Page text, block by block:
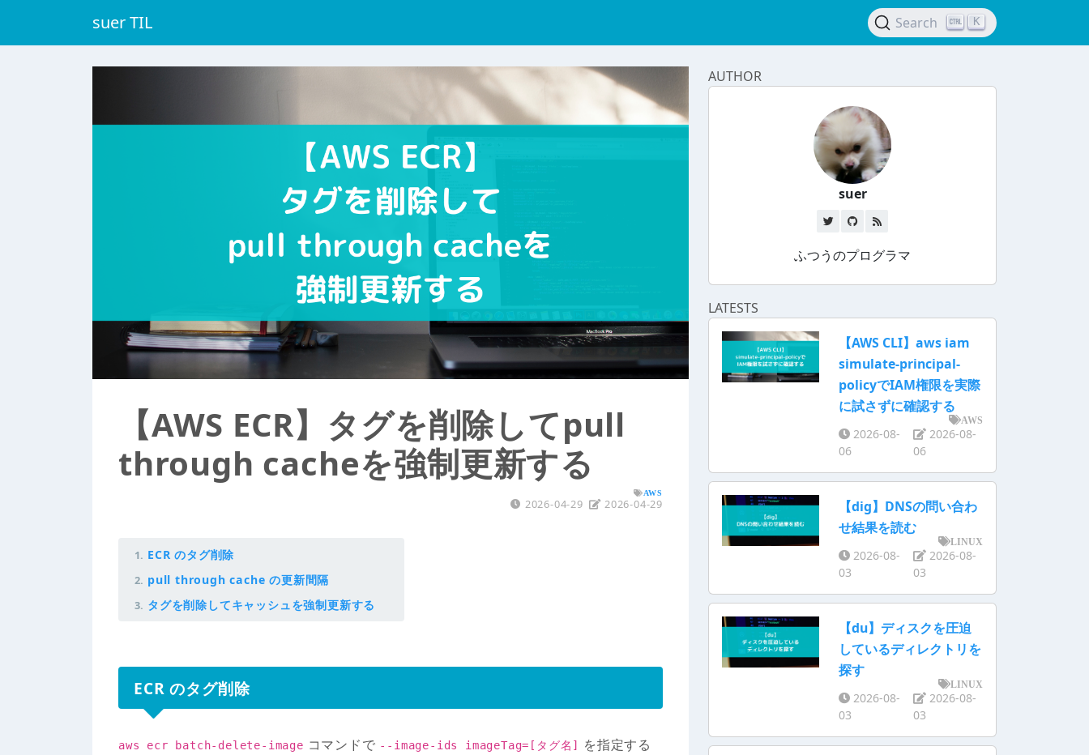
suer TIL Search K
【AWS ECR】タグを削除してpull
through cacheを強制更新する
AWS
2026-04-29 2026-04-29
ECR のタグ削除
pull through cache の更新間隔
タグを削除してキャッシュを強制更新する
ECR のタグ削除
aws ecr batch-delete-image コマンドで --image-ids imageTag=[タグ名]
を指定する
AUTHOR
suer
ふつうのプログラマ
LATESTS
【AWS CLI】aws iam
simulate-principal-
policyでIAM権限を実際
に試さずに確認する
AWS
2026-08-
06
2026-08-
06
【dig】DNSの問い合わ
せ結果を読む
LINUX
2026-08-
03
2026-08-
03
【du】ディスクを圧迫
しているディレクトリを
探す
LINUX
2026-08-
03
2026-08-
03